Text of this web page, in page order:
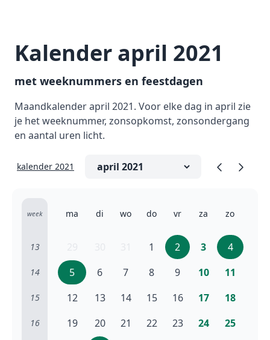
Kalender april 2021
met weeknummers en feestdagen
Maandkalender april 2021. Voor elke dag in april zie
je het weeknummer, zonsopkomst, zonsondergang
en aantal uren licht.
kalender 2021
week ma di wo do vr za zo
13 1 2 3 4
14 5 6 7 8 9 10 11
15 12 13 14 15 16 17 18
16 19 20 21 22 23 24 25